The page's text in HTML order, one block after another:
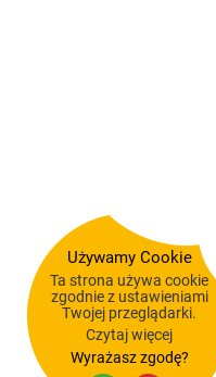
Używamy Cookie
Ta strona używa cookie
zgodnie z ustawieniami
Twojej przeglądarki.
Czytaj więcej
Wyrażasz zgodę?